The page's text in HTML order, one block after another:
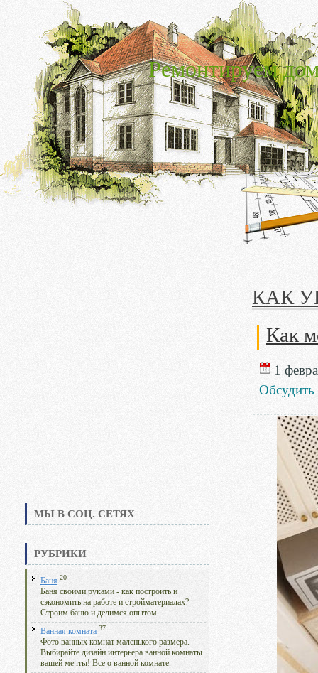
Ремонтируем
МЫ В СОЦ. СЕТЯХ
РУБРИКИ
Баня 20
Баня своими руками - как построить и
сэкономить на работе и стройматериалах?
Строим баню и делимся опытом.
Ванная комната 37
Фото ванных комнат маленького размера.
Выбирайте дизайн интерьера ванной комнаты
вашей мечты! Все о ванной комнате.
КАК
Как
1
Обсудить